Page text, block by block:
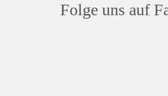
Folge uns auf